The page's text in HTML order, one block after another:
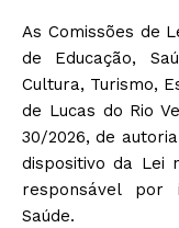
As Comissões de
de Educação,
Cultura, Turismo,
de Lucas do Rio
30/2026, de
dispositivo da Lei
responsável por
Saúde.